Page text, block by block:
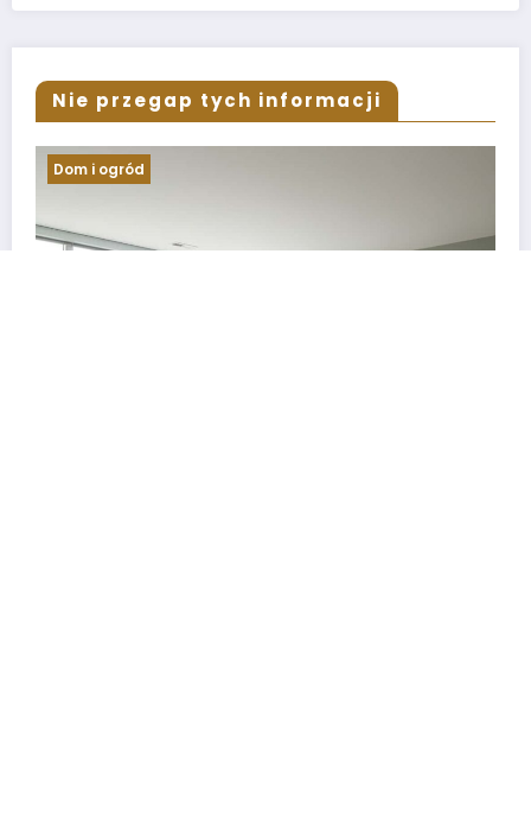
Nie przegap tych informacji